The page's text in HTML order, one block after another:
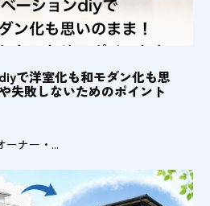
で洋室化も和モダン化も思
失敗しないためのポイント
ーナー・...